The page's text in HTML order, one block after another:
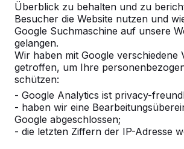
Überblick zu behalten und zu
Besucher die Website nutzen und
Google Suchmaschine auf unsere
gelangen.
Wir haben mit Google verschiedene
getroffen, um Ihre
schützen:
- Google Analytics ist privacy-
- haben wir eine
Google abgeschlossen;
- die letzten Ziffern der IP-Adresse
Referenzen
Unsere Produkte finden Sie in
und darüber hinaus. Sehen Sie
ein HeBlad-Produkt in Ihrer
Produkt